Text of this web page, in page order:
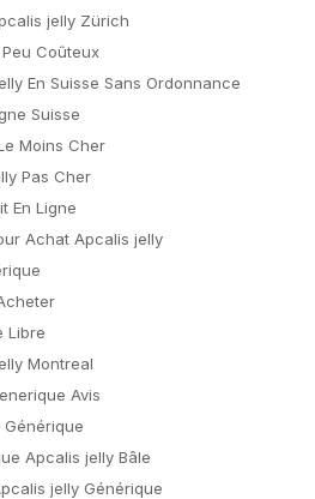
jelly Zürich
Coûteux
En Suisse Sans Ordonnance
Suisse
Moins Cher
Pas Cher
En Ligne
Achat Apcalis jelly
Libre
Montreal
Avis
Apcalis jelly Bâle
jelly Générique